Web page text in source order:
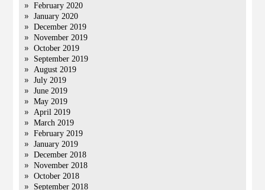
February 2020
January 2020
December 2019
November 2019
October 2019
September 2019
August 2019
July 2019
June 2019
May 2019
April 2019
March 2019
February 2019
January 2019
December 2018
November 2018
October 2018
September 2018